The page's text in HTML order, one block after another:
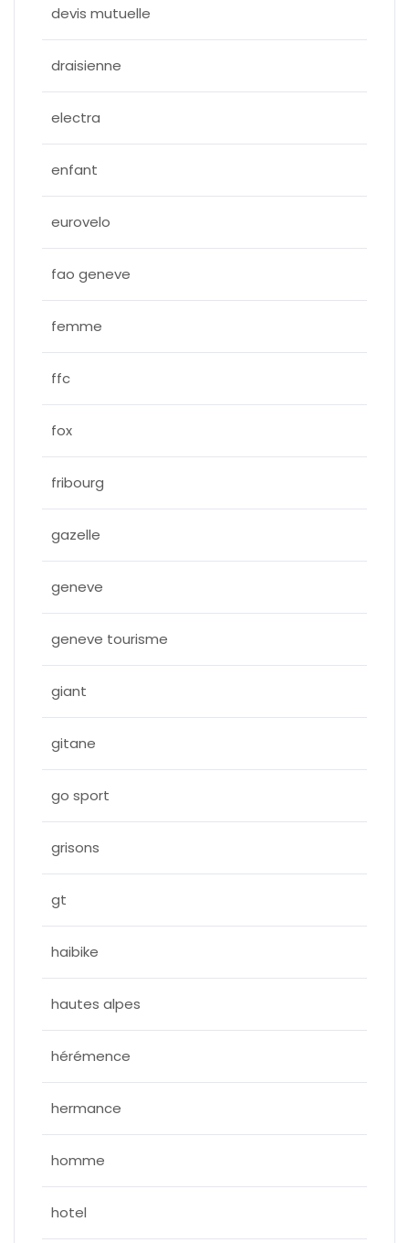
devis mutuelle
draisienne
electra
enfant
eurovelo
fao geneve
femme
ffc
fox
fribourg
gazelle
geneve
geneve tourisme
giant
gitane
go sport
grisons
gt
haibike
hautes alpes
hérémence
hermance
homme
hotel